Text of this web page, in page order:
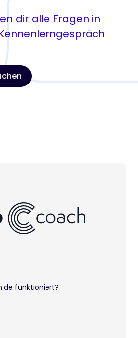
dir alle Fragen in
funktioniert?